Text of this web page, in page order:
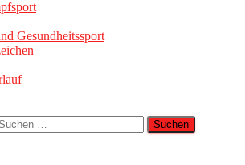
Gesundheitssport